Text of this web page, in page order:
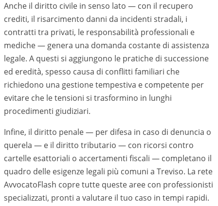
Anche il diritto civile in senso lato — con il recupero
crediti, il risarcimento danni da incidenti stradali, i
contratti tra privati, le responsabilità professionali e
mediche — genera una domanda costante di assistenza
legale. A questi si aggiungono le pratiche di successione
ed eredità, spesso causa di conflitti familiari che
richiedono una gestione tempestiva e competente per
evitare che le tensioni si trasformino in lunghi
procedimenti giudiziari.
Infine, il diritto penale — per difesa in caso di denuncia o
querela — e il diritto tributario — con ricorsi contro
cartelle esattoriali o accertamenti fiscali — completano il
quadro delle esigenze legali più comuni a Treviso. La rete
AvvocatoFlash copre tutte queste aree con professionisti
specializzati, pronti a valutare il tuo caso in tempi rapidi.